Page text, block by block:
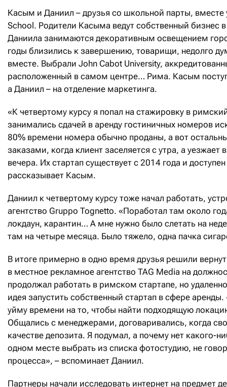
Касым и Даниил – друзья со школьной парты, вместе
School. Родители Касыма ведут собственный бизнес
Даниила занимаются декоративным освещением
годы близились к завершению, товарищи, недолго
вместе. Выбрали John Cabot University,
расположенный в самом центре… Рима. Касым
а Даниил – на отделение маркетинга.
«К четвертому курсу я попал на стажировку в
занимались сдачей в аренду гостиничных номеров
80% времени номера обычно проданы, а вот
заказами, когда клиент заселяется с утра, а уезжает
вечера. Их стартап существует с 2014 года и
рассказывает Касым.
Даниил к четвертому курсу тоже начал работать,
агентство Gruppo Tognetto. «Поработал там около
локдаун, карантин… А мне нужно было слетать на
там на четыре месяца. Было тяжело, одна пачка
В итоге примерно в одно время друзья решили
в местное рекламное агентство TAG Media на
продолжал работать в римском стартапе, но
идея запустить собственный стартап в сфере
уйму времени на то, чтобы найти подходящую
Общались с менеджерами, договаривались, когда
качестве депозита. Я подумал, а почему нет какого-
одном месте выбрать из списка фотостудию, не
процесса», – вспоминает Даниил.
Партнеры начали исследовать интернет на предмет